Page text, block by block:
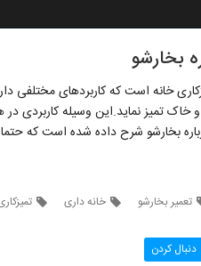
بخارشو
خانه است که کاربردهای
خاک تمیز نماید.این وسیله کاربردی
بخارشو شرح داده شده است که
تعمیر بخارشو خانه داری
دنبال کردن